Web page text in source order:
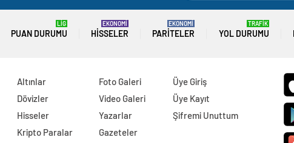
PUAN DURUMU
LİG
HISSELER
EKONOMİ
PARITELER
EKONOMİ
YOL DURUMU
TRAFİK
Altınlar
Dövizler
Hisseler
Kripto Paralar
Foto Galeri
Video Galeri
Yazarlar
Gazeteler
Üye Giriş
Üye Kayıt
Şifremi Unuttum